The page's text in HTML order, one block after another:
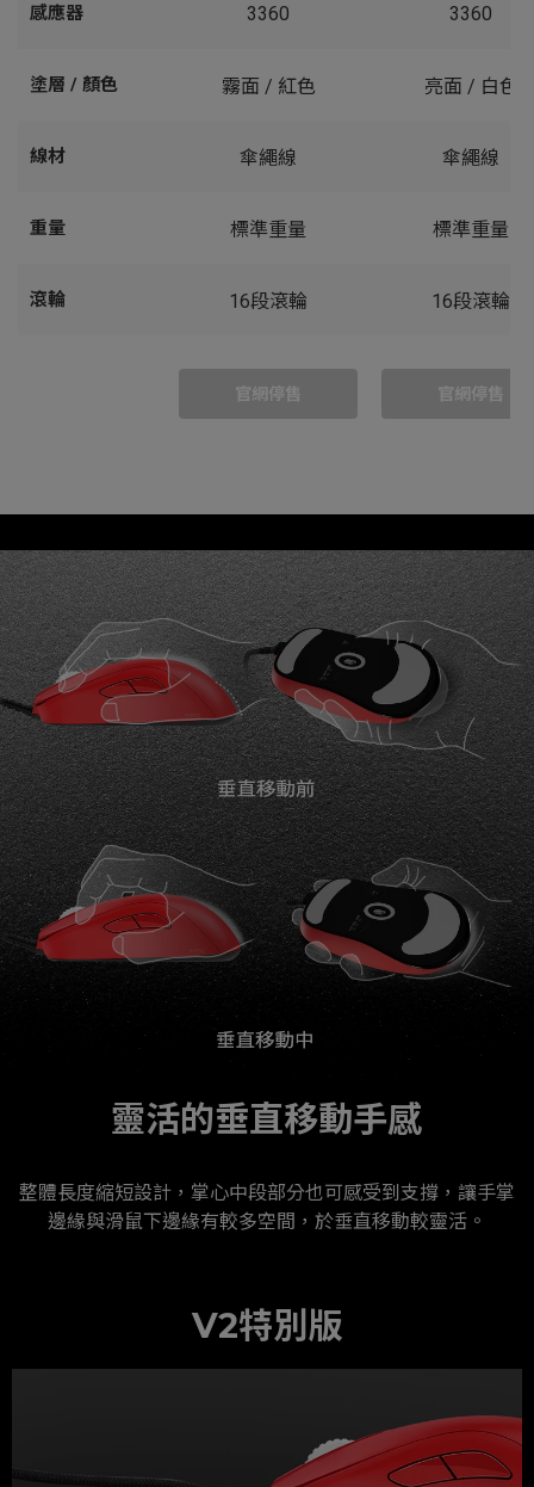
感應器
塗層 / 顏色
線材
重量
滾輪
3360
霧面 / 紅色
傘繩線
標準重量
16段滾輪
官網停售
3360
亮面 / 白色
傘繩線
標準重量
16段滾輪
官網停售
靈活的垂直移動手感
整體長度縮短設計，掌心中段部分也可感受到支撐，讓手掌
邊緣與滑鼠下邊緣有較多空間，於垂直移動較靈活。
V2特別版